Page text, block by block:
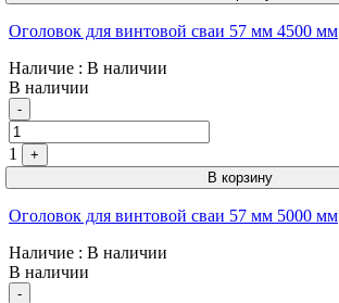
Оголовок для винтовой сваи 57 мм 4500 мм
Наличие : В наличии
В наличии
Quantity
-
1
+
В корзину
Оголовок для винтовой сваи 57 мм 5000 мм
Наличие : В наличии
В наличии
Quantity
-